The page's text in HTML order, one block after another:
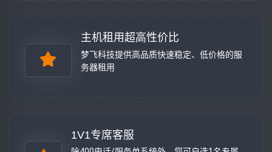
主机租用超高性价比
梦飞科技提供高品质快速稳定、低价格的服
务器租用
1V1专席客服